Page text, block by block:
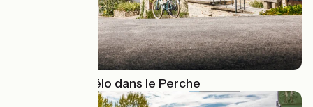
Se balader à vélo dans le Perche